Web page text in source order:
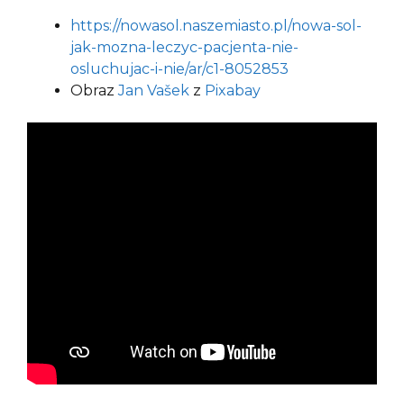
https://nowasol.naszemiasto.pl/nowa-sol-
jak-mozna-leczyc-pacjenta-nie-
osluchujac-i-nie/ar/c1-8052853
ObrazJan Vašek z Pixabay